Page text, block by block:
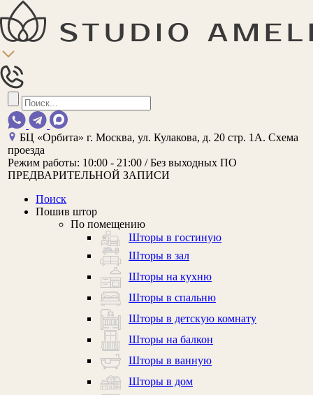
БЦ «Орбита»г. Москва, ул. Кулакова, д. 20 стр. 1А. Схема
проезда
Режим работы: 10:00 - 21:00 / Без выходных ПО
ПРЕДВАРИТЕЛЬНОЙ ЗАПИСИ
Поиск
Пошив штор
По помещению
Шторы в гостиную
Шторы в зал
Шторы на кухню
Шторы в спальню
Шторы в детскую комнату
Шторы на балкон
Шторы в ванную
Шторы в дом